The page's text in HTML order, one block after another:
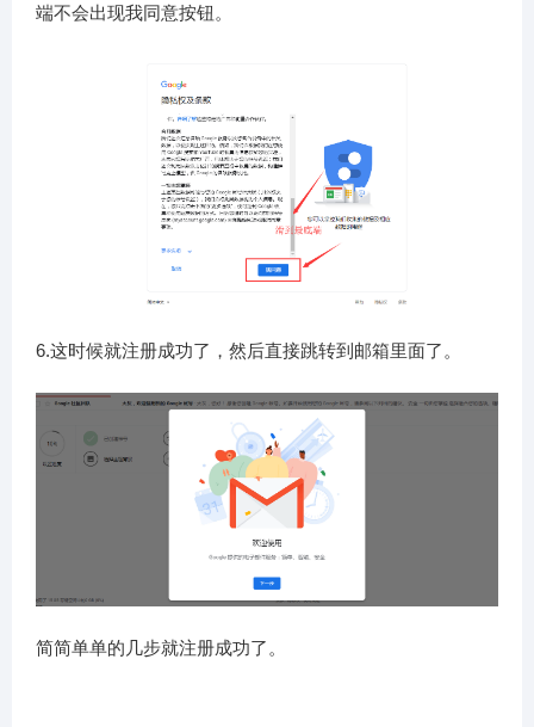
端不会出现我同意按钮。
6.这时候就注册成功了，然后直接跳转到邮箱里面了。
简简单单的几步就注册成功了。